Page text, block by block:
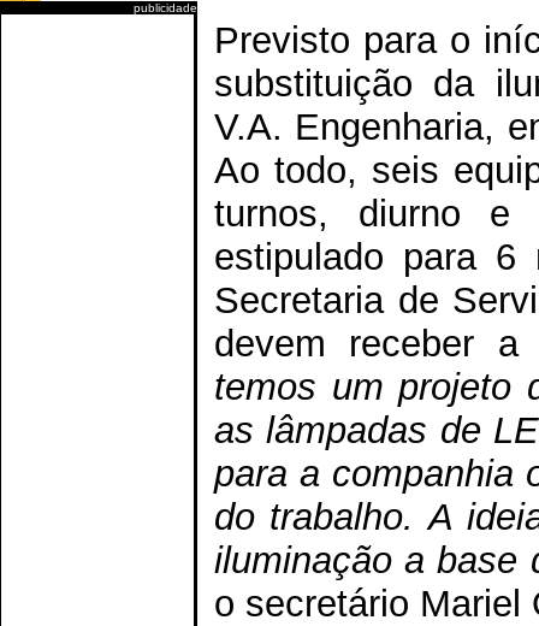
publicidade
Previsto para o
substituição da
V.A. Engenharia,
Ao todo, seis
turnos, diurno e
estipulado para 6
Secretaria de
devem receber
temos um projeto
as lâmpadas de
para a companhia
do trabalho. A
iluminação a base
o secretário Mariel